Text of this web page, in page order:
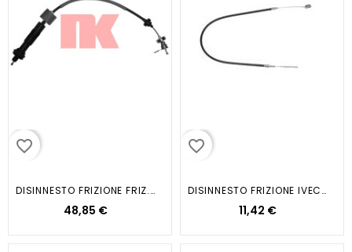
favorite_border
DISINNESTO FRIZIONE FRIZ.XSARA 2...
48,85 €
favorite_border
DISINNESTO FRIZIONE IVECO DAILY
11,42 €